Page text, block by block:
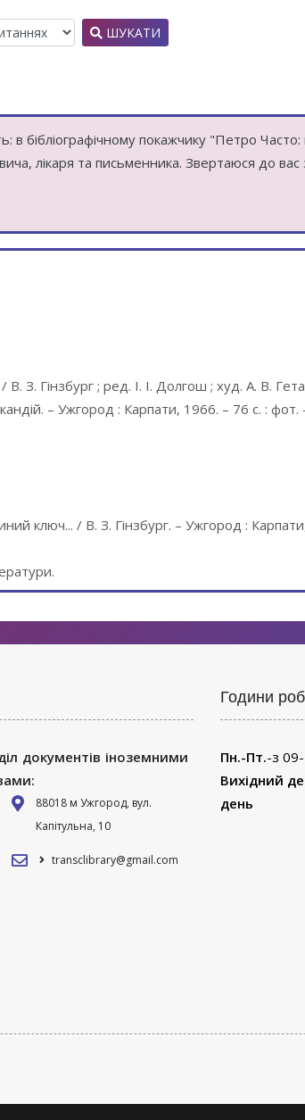
ШУКАТИ
бібліографічному покажчику "Петро Часто:
лікаря та письменника. Звертаюся до вас
З. Гінзбург ; ред. І. І. Долгош ; худ. А. В.
– Ужгород : Карпати, 1966. – 76 с. :
ключ... / В. З. Гінзбург. – Ужгород :
документів іноземними
88018 м Ужгород, вул.
Капітульна, 10
transclibrary@gmail.com
Години
Пн.-Пт.-з
Вихідний
день